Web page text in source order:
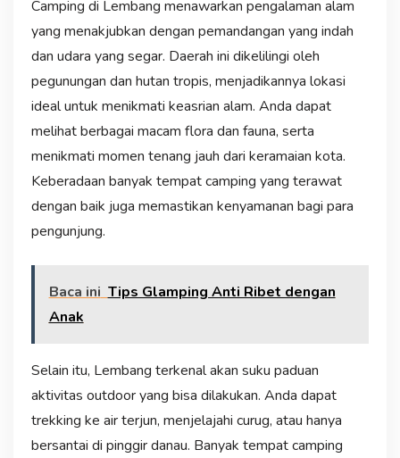
Camping di Lembang menawarkan pengalaman alam
yang menakjubkan dengan pemandangan yang indah
dan udara yang segar. Daerah ini dikelilingi oleh
pegunungan dan hutan tropis, menjadikannya lokasi
ideal untuk menikmati keasrian alam. Anda dapat
melihat berbagai macam flora dan fauna, serta
menikmati momen tenang jauh dari keramaian kota.
Keberadaan banyak tempat camping yang terawat
dengan baik juga memastikan kenyamanan bagi para
pengunjung.
Baca ini Tips Glamping Anti Ribet dengan
Anak
Selain itu, Lembang terkenal akan suku paduan
aktivitas outdoor yang bisa dilakukan. Anda dapat
trekking ke air terjun, menjelajahi curug, atau hanya
bersantai di pinggir danau. Banyak tempat camping